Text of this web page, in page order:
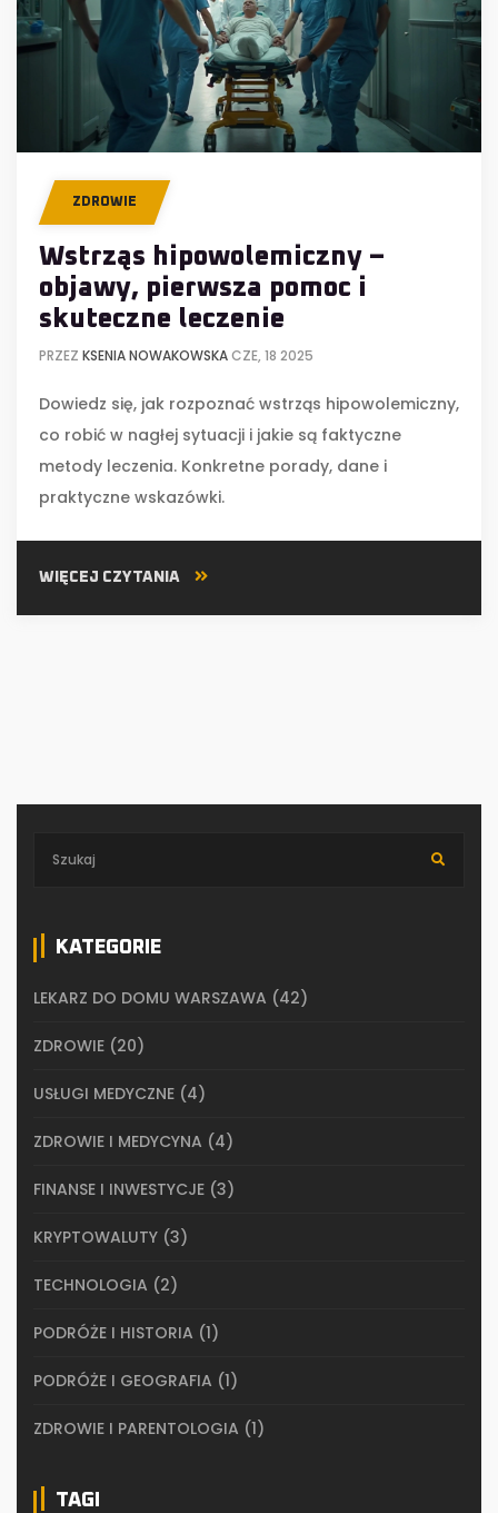
ZDROWIE
Wstrząs hipowolemiczny –
objawy, pierwsza pomoc i
skuteczne leczenie
PRZEZ KSENIA NOWAKOWSKACZE, 18 2025
Dowiedz się, jak rozpoznać wstrząs hipowolemiczny,
co robić w nagłej sytuacji i jakie są faktyczne
metody leczenia. Konkretne porady, dane i
praktyczne wskazówki.
WIĘCEJ CZYTANIA
KATEGORIE
LEKARZ DO DOMU WARSZAWA (42)
ZDROWIE (20)
USŁUGI MEDYCZNE (4)
ZDROWIE I MEDYCYNA (4)
FINANSE I INWESTYCJE (3)
KRYPTOWALUTY (3)
TECHNOLOGIA (2)
PODRÓŻE I HISTORIA (1)
PODRÓŻE I GEOGRAFIA (1)
ZDROWIE I PARENTOLOGIA (1)
TAGI